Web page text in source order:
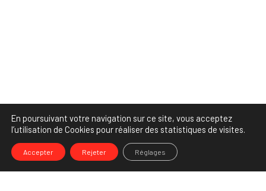
En poursuivant votre navigation sur ce site, vous acceptez
l’utilisation de Cookies pour réaliser des statistiques de visites.
Accepter Rejeter Réglages